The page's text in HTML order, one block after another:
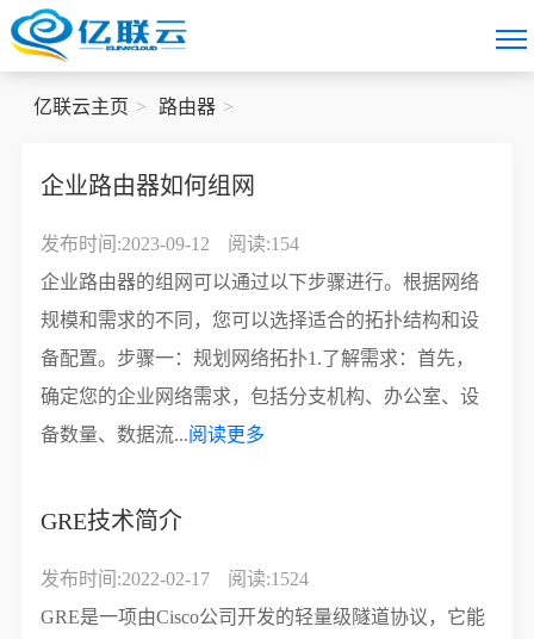
亿联云主页 路由器
企业路由器如何组网
发布时间:2023-09-12
阅读:154
企业路由器的组网可以通过以下步骤进行。根据网络
规模和需求的不同，您可以选择适合的拓扑结构和设
备配置。步骤一：规划网络拓扑1.了解需求：首先，
确定您的企业网络需求，包括分支机构、办公室、设
备数量、数据流...阅读更多
GRE技术简介
发布时间:2022-02-17
阅读:1524
GRE是一项由Cisco公司开发的轻量级隧道协议，它能